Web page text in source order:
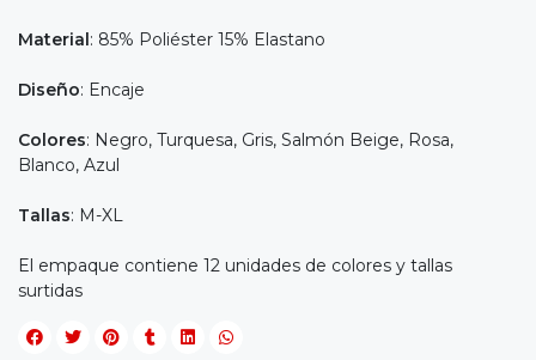
Material: 85% Poliéster 15% Elastano
Diseño: Encaje
Colores: Negro, Turquesa, Gris, Salmón Beige, Rosa,
Blanco, Azul
Tallas: M-XL
El empaque contiene 12 unidades de colores y tallas
surtidas